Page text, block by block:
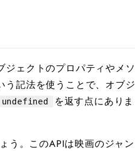
ジェクトのプロパティやメソ
う記法を使うことで、オブジ
undefined
を返す点にありま
う。このAPIは映画のジャン